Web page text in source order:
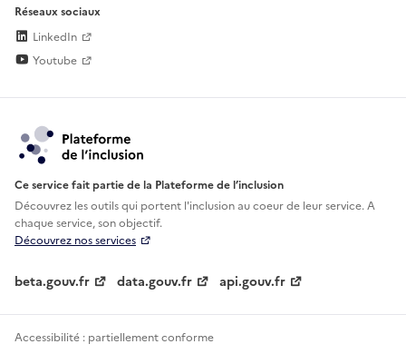
Réseaux sociaux
LinkedIn
Youtube
Ce service fait partie de la Plateforme de l’inclusion
Découvrez les outils qui portent l'inclusion aucoeur de leur service. A
chaque service, son objectif.
Découvrez nos services
beta.gouv.fr data.gouv.fr api.gouv.fr
Accessibilité : partiellement conforme